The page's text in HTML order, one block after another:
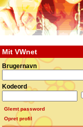
Mit VWnet
Brugernavn
Kodeord
Glemt password
Opret profil